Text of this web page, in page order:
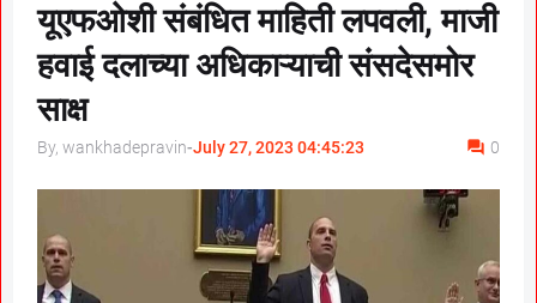
यूएफओशी संबंधित माहिती लपवली, माजी
हवाई दलाच्या अधिकाऱ्याची संसदेसमोर
साक्ष
By, wankhadepravin-July 27, 2023 04:45:23 0